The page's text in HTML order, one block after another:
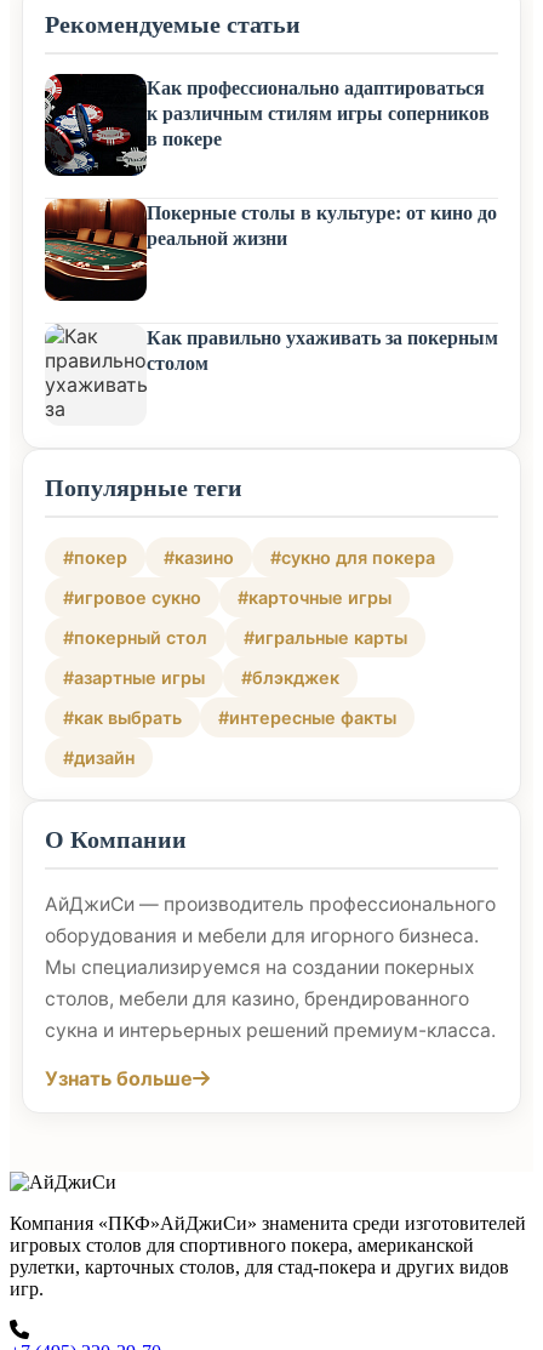
Рекомендуемые статьи
Как профессионально адаптироваться
к различным стилям игры соперников
в покере
Покерные столы в культуре: от кино до
реальной жизни
Как правильно ухаживать за покерным
столом
Популярные теги
#покер #казино
#сукно для покера
#игровое сукно
#карточные игры
#покерный стол
#игральные карты
#азартные игры
#блэкджек
#как выбрать
#интересные факты
#дизайн
О Компании
АйДжиСи — производитель профессионального
оборудования и мебели для игорного бизнеса.
Мы специализируемся на создании покерных
столов, мебели для казино, брендированного
сукна и интерьерных решений премиум-класса.
Узнать больше
Компания «ПКФ»АйДжиСи» знаменита среди изготовителей
игровых столов для спортивного покера, американской
рулетки, карточных столов, для стад-покера и других видов
игр.